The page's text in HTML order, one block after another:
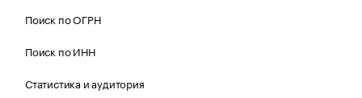
Поиск по ОГРН
Поиск по ИНН
Статистика и аудитория